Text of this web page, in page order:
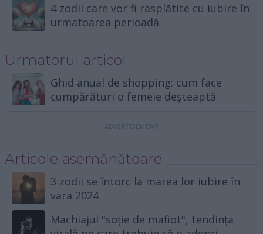
4 zodii care vor fi rasplătite cu iubire în
urmatoarea perioadă
Urmatorul articol
Ghid anual de shopping: cum face
cumpărături o femeie deșteaptă
Articole asemănătoare
3 zodii se întorc la marea lor iubire în
vara 2024
Machiajul "soție de mafiot", tendința